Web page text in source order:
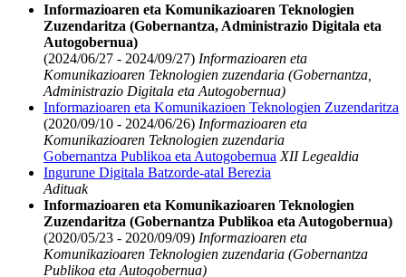
Informazioaren eta Komunikazioaren Teknologien
Zuzendaritza (Gobernantza, Administrazio Digitala eta
Autogobernua)
(2024/06/27 - 2024/09/27) Informazioaren eta
Komunikazioaren Teknologien zuzendaria (Gobernantza,
Administrazio Digitala eta Autogobernua)
Informazioaren eta Komunikazioen Teknologien Zuzendaritza
(2020/09/10 - 2024/06/26) Informazioaren eta
Komunikazioaren Teknologien zuzendaria
Gobernantza Publikoa eta Autogobernua XII Legealdia
Ingurune Digitala Batzorde-atal Berezia
Adituak
Informazioaren eta Komunikazioaren Teknologien
Zuzendaritza (Gobernantza Publikoa eta Autogobernua)
(2020/05/23 - 2020/09/09) Informazioaren eta
Komunikazioaren Teknologien zuzendaria (Gobernantza
Publikoa eta Autogobernua)